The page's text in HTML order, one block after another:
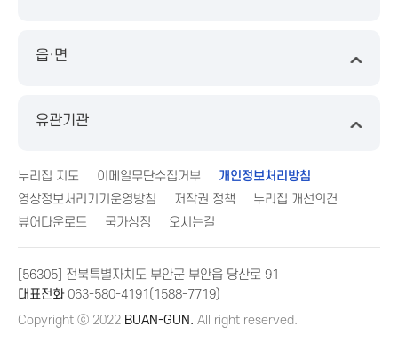
읍·면
유관기관
누리집 지도 이메일무단수집거부
개인정보처리방침
영상정보처리기기운영방침
저작권 정책
누리집 개선의견
뷰어다운로드
국가상징 오시는길
[56305] 전북특별자치도 부안군 부안읍 당산로 91
대표전화063-580-4191(1588-7719)
Copyright ⓒ 2022 BUAN-GUN. All right reserved.